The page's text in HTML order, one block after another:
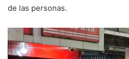
de las personas.